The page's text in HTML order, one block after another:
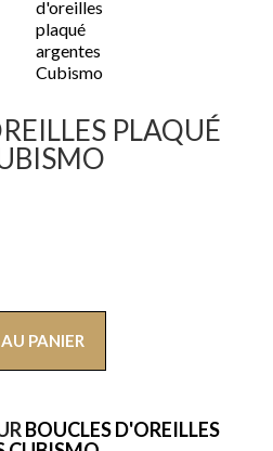
PLAQUÉ
PANIER
BOUCLES D'OREILLES